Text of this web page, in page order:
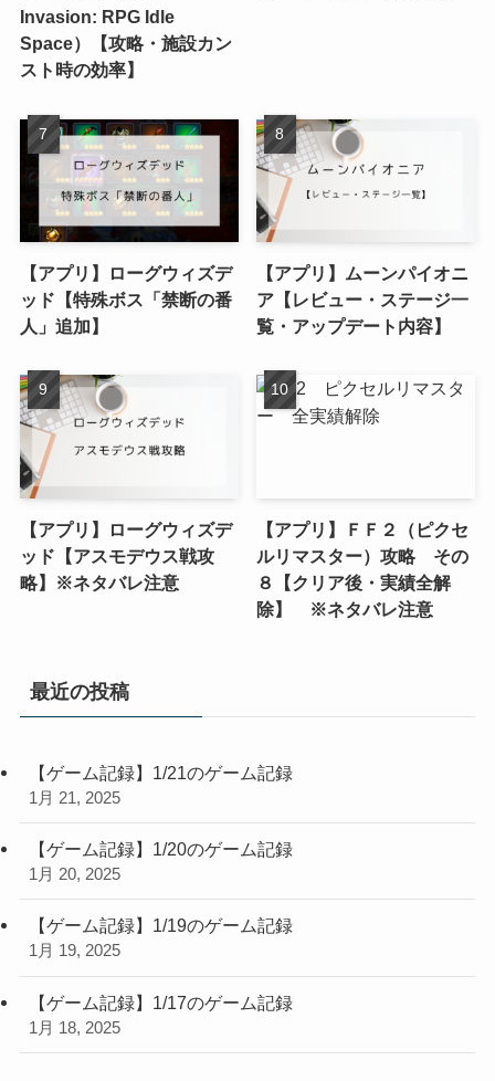
Invasion: RPG Idle
Space）【攻略・施設カン
スト時の効率】
【アプリ】ローグウィズデ
ッド【特殊ボス「禁断の番
人」追加】
【アプリ】ムーンパイオニ
ア【レビュー・ステージ一
覧・アップデート内容】
【アプリ】ローグウィズデ
ッド【アスモデウス戦攻
略】※ネタバレ注意
【アプリ】ＦＦ２（ピクセ
ルリマスター）攻略 その
８【クリア後・実績全解
除】 ※ネタバレ注意
最近の投稿
【ゲーム記録】1/21のゲーム記録
1月 21, 2025
【ゲーム記録】1/20のゲーム記録
1月 20, 2025
【ゲーム記録】1/19のゲーム記録
1月 19, 2025
【ゲーム記録】1/17のゲーム記録
1月 18, 2025